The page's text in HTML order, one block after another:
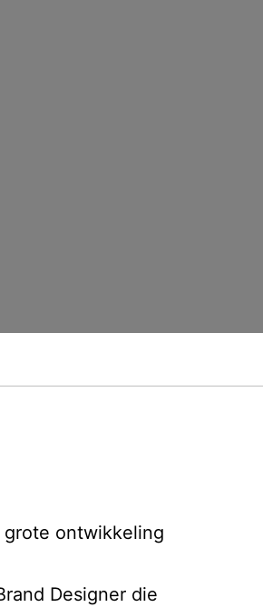
ontwikkeling
Designer die